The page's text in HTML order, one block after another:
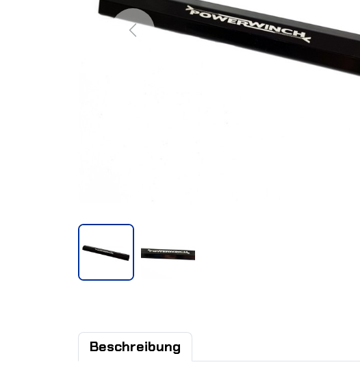
Previous
Beschreibung